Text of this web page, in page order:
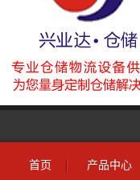
首页 产品中心